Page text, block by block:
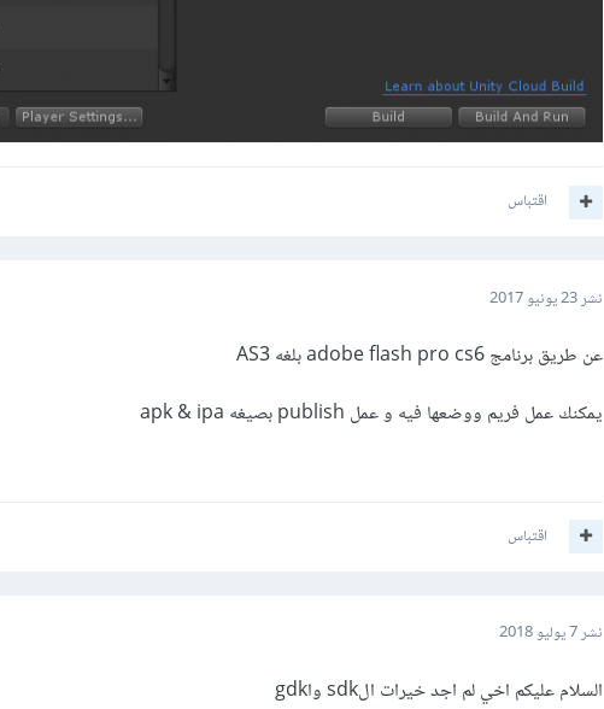
اقتباس
نشر23 يونيو 2017
عن طريق برنامج adobe flash pro cs6 بلغه AS3
يمكنك عمل فريم ووضعها فيه و عمل publish بصيغه apk & ipa
اقتباس
نشر7 يوليو 2018
السلام عليكم اخي لم اجد خيرات الsdk واgdk